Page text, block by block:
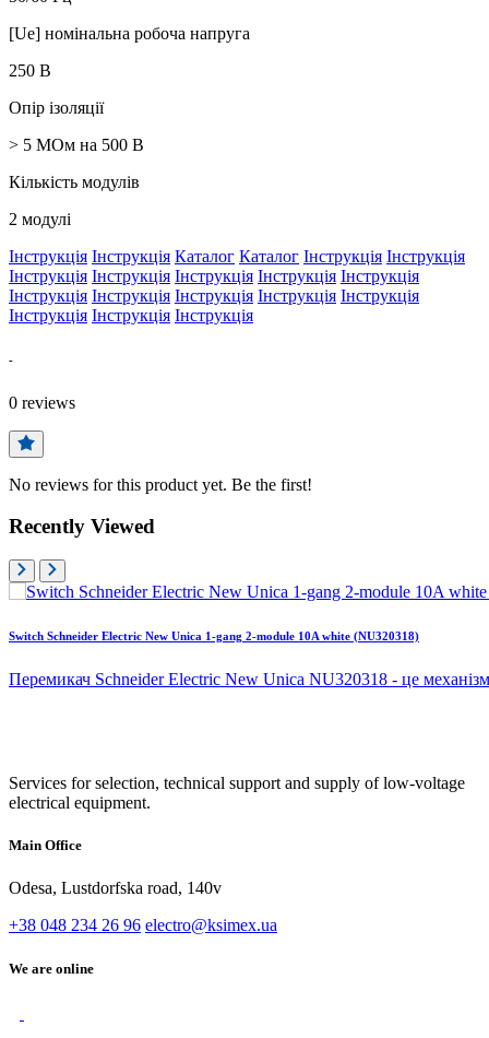
[Ue] номінальна робоча напруга
250 В
Опір ізоляції
> 5 МОм на 500 В
Кількість модулів
2 модулі
Інструкція Інструкція Каталог Каталог Інструкція Інструкція
Інструкція Інструкція Інструкція Інструкція Інструкція
Інструкція Інструкція Інструкція Інструкція Інструкція
Інструкція Інструкція Інструкція
-
0 reviews
No reviews for this product yet. Be the first!
Recently Viewed
Switch Schneider Electric New Unica 1-gang 2-module 10A white (NU320318)
Перемикач Schneider Electric New Unica NU320318 - це
Services for selection, technical support and supply of low-voltage
electrical equipment.
Main Office
Odesa, Lustdorfska road, 140v
+38 048 234 26 96 electro@ksimex.ua
We are online